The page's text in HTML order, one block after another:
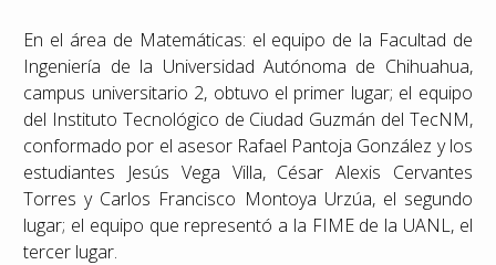
En el área de Matemáticas: el equipo de la Facultad de
Ingeniería de la Universidad Autónoma de Chihuahua,
campus universitario 2, obtuvo el primer lugar; el equipo
del Instituto Tecnológico de Ciudad Guzmán del TecNM,
conformado por el asesor Rafael Pantoja González y los
estudiantes Jesús Vega Villa, César Alexis Cervantes
Torres y Carlos Francisco Montoya Urzúa, el segundo
lugar; el equipo que representó a la FIME de la UANL, el
tercer lugar.